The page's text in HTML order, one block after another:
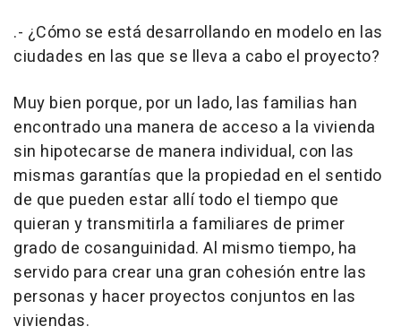
.- ¿Cómo se está desarrollando en modelo en las
ciudades en las que se lleva a cabo el proyecto?
Muy bien porque, por un lado, las familias han
encontrado una manera de acceso a la vivienda
sin hipotecarse de manera individual, con las
mismas garantías que la propiedad en el sentido
de que pueden estar allí todo el tiempo que
quieran y transmitirla a familiares de primer
grado de cosanguinidad. Al mismo tiempo, ha
servido para crear una gran cohesión entre las
personas y hacer proyectos conjuntos en las
viviendas.